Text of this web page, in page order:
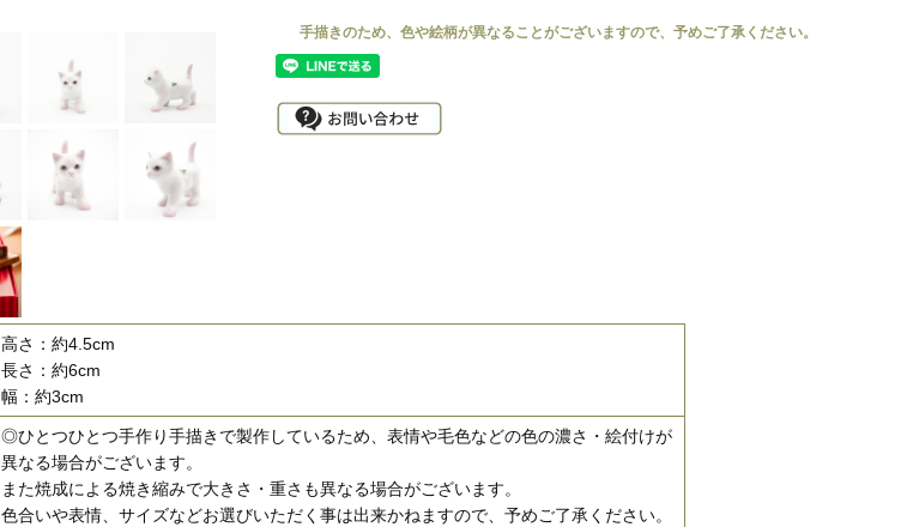
高さ：約4.5cm
長さ：約6cm
幅：約3cm
◎ひとつひとつ手作り手描きで製作しているため、表情や毛色などの色の濃さ・絵付けが
異なる場合がございます。
また焼成による焼き縮みで大きさ・重さも異なる場合がございます。
色合いや表情、サイズなどお選びいただく事は出来かねますので、予めご了承ください。